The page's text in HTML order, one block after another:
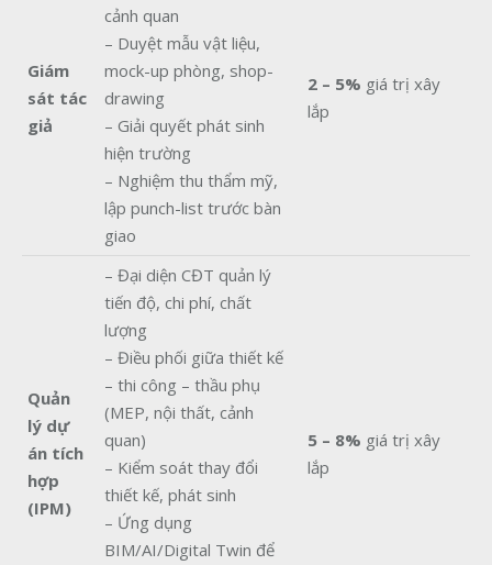
Giám
sát tác
giả
cảnh quan
– Duyệt mẫu vật liệu,
mock-up phòng, shop-
drawing
– Giải quyết phát sinh
hiện trường
– Nghiệm thu thẩm mỹ,
lập punch-list trước bàn
giao
2 – 5% giá trị xây
lắp
Quản
lý dự
án tích
hợp
(IPM)
– Đại diện CĐT quản lý
tiến độ, chi phí, chất
lượng
– Điều phối giữa thiết kế
– thi công – thầu phụ
(MEP, nội thất, cảnh
quan)
– Kiểm soát thay đổi
thiết kế, phát sinh
– Ứng dụng
BIM/AI/Digital Twin để
5 – 8% giá trị xây
lắp